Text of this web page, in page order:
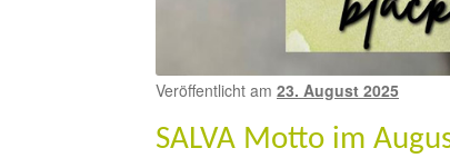
Veröffentlicht am23. August 2025
SALVA Motto im